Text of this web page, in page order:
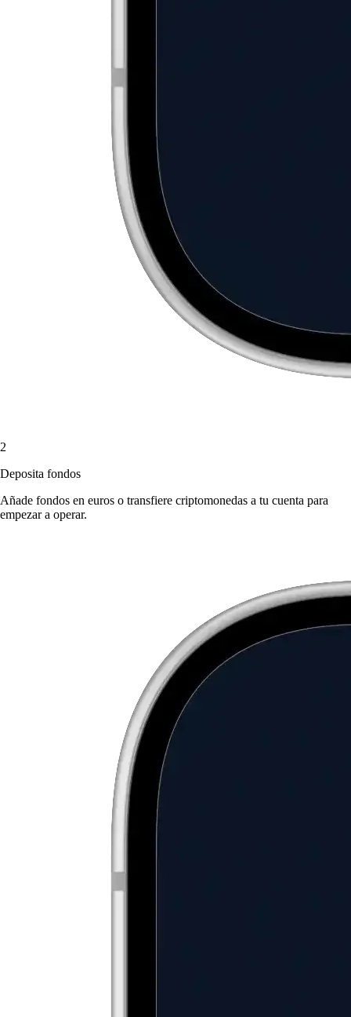
2
Deposita fondos
Añade fondos en euros o transfiere criptomonedas a tu cuenta para
empezar a operar.